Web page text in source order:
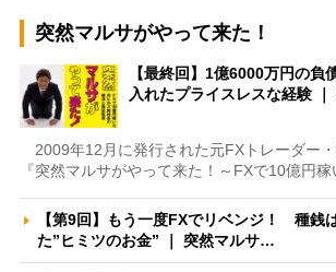
突然マルサがやって来た！
【最終回】1億6000万円の負
入れたプライスレスな経験
2009年12月に発行された元FXトレーダー
『突然マルサがやって来た！～FXで10億円稼
【第9回】もう一度FXでリベンジ！ 種銭
た”ヒミツのお金” ｜ 突然マルサ…